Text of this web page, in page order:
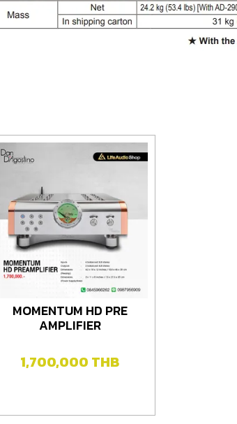
MOMENTUM HD PRE
AMPLIFIER
1,700,000 THB